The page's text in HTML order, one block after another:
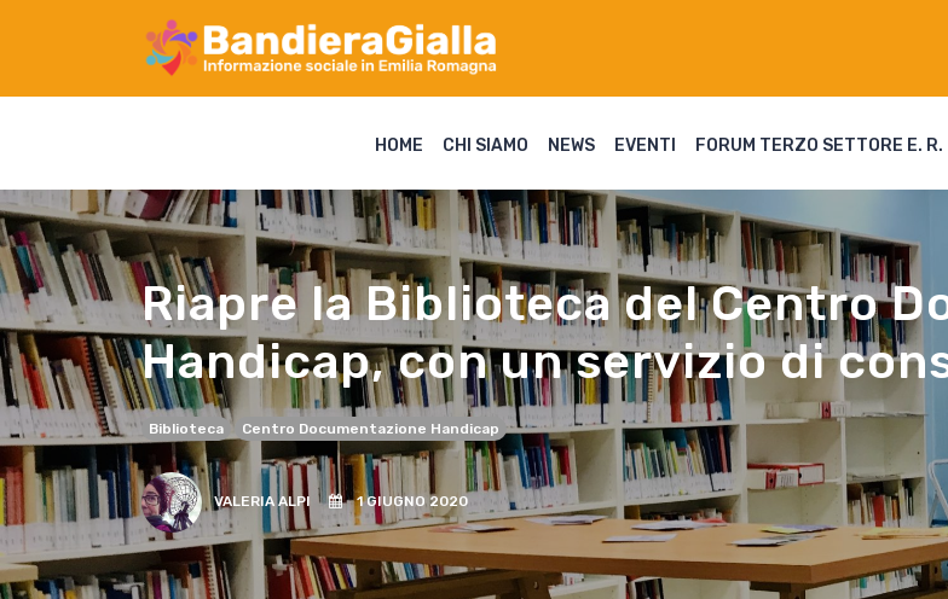
HOME CHI SIAMO NEWS EVENTI FORUM TERZO SETTORE E. R.
Riapre la Biblioteca del Centro
Handicap, con un servizio di
Biblioteca Centro Documentazione Handicap
VALERIA ALPI 1 GIUGNO 2020